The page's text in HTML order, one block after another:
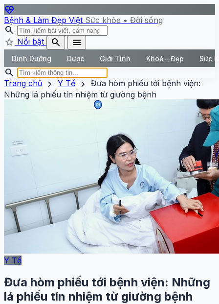
ecg_heart
Bệnh & Làm Đẹp Việt Sức khỏe • Đời sống
search
star Nổi bật search menu
Dinh Dưỡng Dược Giới Tính Khoẻ – Đẹp Sức
search
Trang chủ chevron_right Y Tế chevron_right
Đưa hòm phiếu tới bệnh viện:
Những lá phiếu tín nhiệm từ giường bệnh
Y Tế
Đưa hòm phiếu tới bệnh viện: Những
lá phiếu tín nhiệm từ giường bệnh